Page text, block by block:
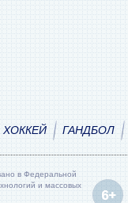
ХОККЕЙ ГАНДБОЛ
в Федеральной
и массовых